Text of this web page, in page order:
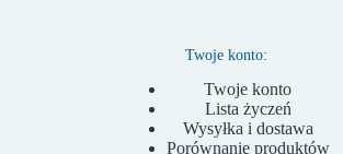
Twoje konto:
Twoje konto
Lista życzeń
Wysyłka i dostawa
Porównanie produktów